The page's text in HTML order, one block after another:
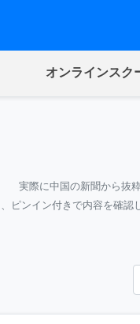
オンラインスク
実際に中国の新聞から抜
ピンイン付きで内容を確認